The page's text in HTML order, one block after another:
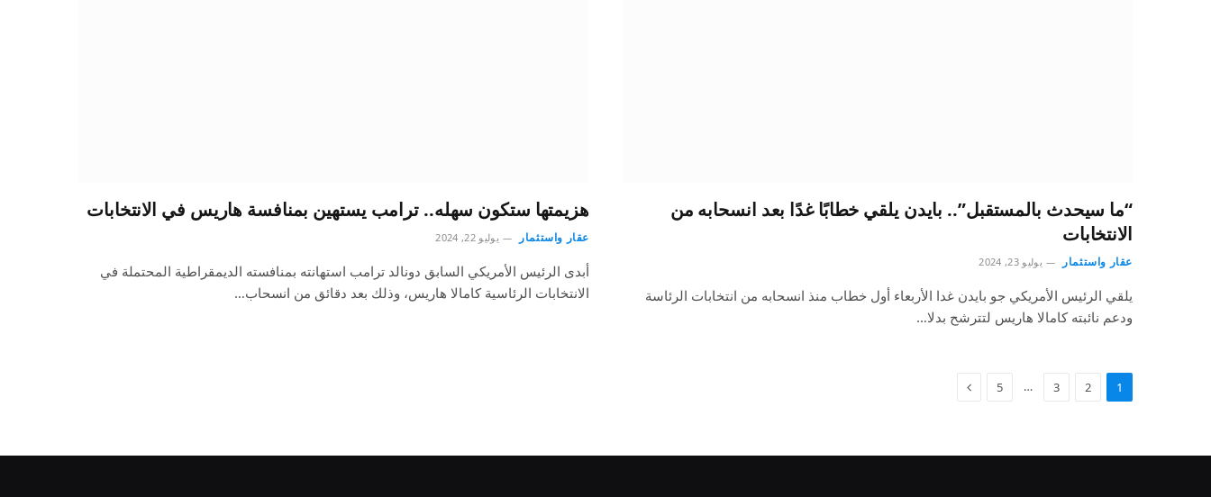
“ما سيحدث بالمستقبل”.. بايدن يلقي خطابًا غدًا بعد انسحابه من
الانتخابات
عقار واستثمار يوليو 23, 2024
يلقي الرئيس الأمريكي جو بايدن غدا الأربعاء أول خطاب منذ انسحابه من انتخابات الرئاسة
ودعم نائبته كامالا هاريس لتترشح بدلا…
هزيمتها ستكون سهله.. ترامب يستهين بمنافسة هاريس في الانتخابات
عقار واستثمار يوليو 22, 2024
أبدى الرئيس الأمريكي السابق دونالد ترامب استهانته بمنافسته الديمقراطية المحتملة في
الانتخابات الرئاسية كامالا هاريس، وذلك بعد دقائق من انسحاب…
1
2
3
…
5